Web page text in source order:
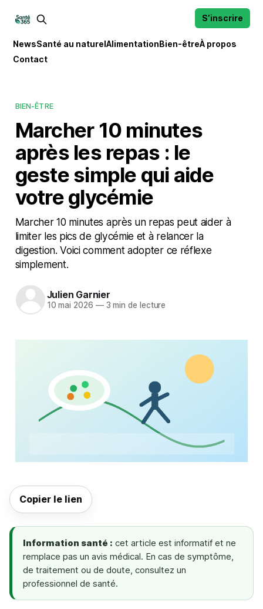
NewsSanté au naturelAlimentationBien-êtreÀ propos
Contact
S’inscrire
BIEN-ÊTRE
Marcher 10 minutes
après les repas : le
geste simple qui aide
votre glycémie
Marcher 10 minutes après un repas peut aider à
limiter les pics de glycémie et à relancer la
digestion. Voici comment adopter ce réflexe
simplement.
Julien Garnier
10 mai 2026 —3 min de lecture
Copier le lien
Information santé : cet article est informatif et ne
remplace pas un avis médical. En cas de symptôme,
de traitement ou de doute, consultez un
professionnel de santé.